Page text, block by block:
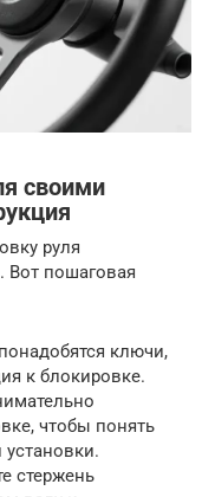
своими
руля
Вот пошаговая
ключи,
к блокировке.
чтобы понять
стержень